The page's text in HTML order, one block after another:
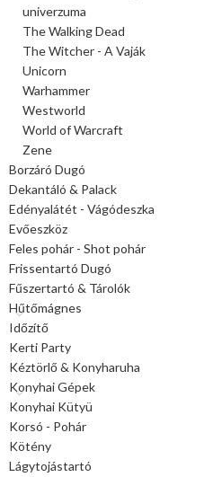
univerzuma
The Walking Dead
The Witcher - A Vaják
Unicorn
Warhammer
Westworld
World of Warcraft
Zene
Borzáró Dugó
Dekantáló & Palack
Edényalátét - Vágódeszka
Evőeszköz
Feles pohár - Shot pohár
Frissentartó Dugó
Fűszertartó & Tárolók
Hűtőmágnes
Időzítő
Kerti Party
Kéztörlő & Konyharuha
Konyhai Gépek
Konyhai Kütyü
Korsó - Pohár
Kötény
Lágytojástartó